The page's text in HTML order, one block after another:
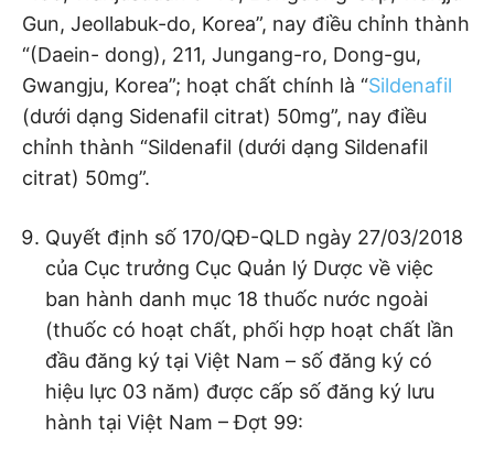
Gun, Jeollabuk-do, Korea”, nay điều chỉnh thành
“(Daein- dong), 211, Jungang-ro, Dong-gu,
Gwangju, Korea”; hoạt chất chính là “Sildenafil
(dưới dạng Sidenafil citrat) 50mg”, nay điều
chỉnh thành “Sildenafil (dưới dạng Sildenafil
citrat) 50mg”.
Quyết định số 170/QĐ-QLD ngày 27/03/2018
của Cục trưởng Cục Quản lý Dược về việc
ban hành danh mục 18 thuốc nước ngoài
(thuốc có hoạt chất, phối hợp hoạt chất lần
đầu đăng ký tại Việt Nam – số đăng ký có
hiệu lực 03 năm) được cấp số đăng ký lưu
hành tại Việt Nam – Đợt 99: